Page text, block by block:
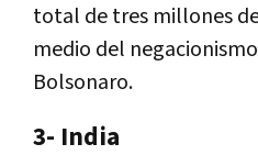
total de tres millones
medio del
Bolsonaro.
3- India